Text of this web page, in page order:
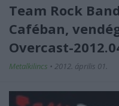
Team Rock
Caféban,
Overcast-
Metalkilincs • 2012. április 01.